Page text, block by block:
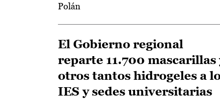
Polán
El Gobierno regional
reparte 11.700 mascarillas
otros tantos hidrogeles a
IES y sedes universitarias